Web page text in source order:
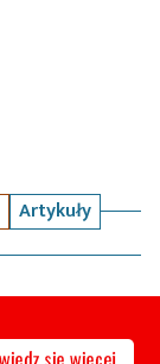
Artykuły